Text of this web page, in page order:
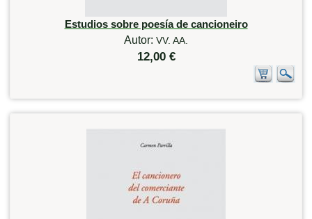
Estudios sobre poesía de cancioneiro
Autor: VV. AA.
12,00 €